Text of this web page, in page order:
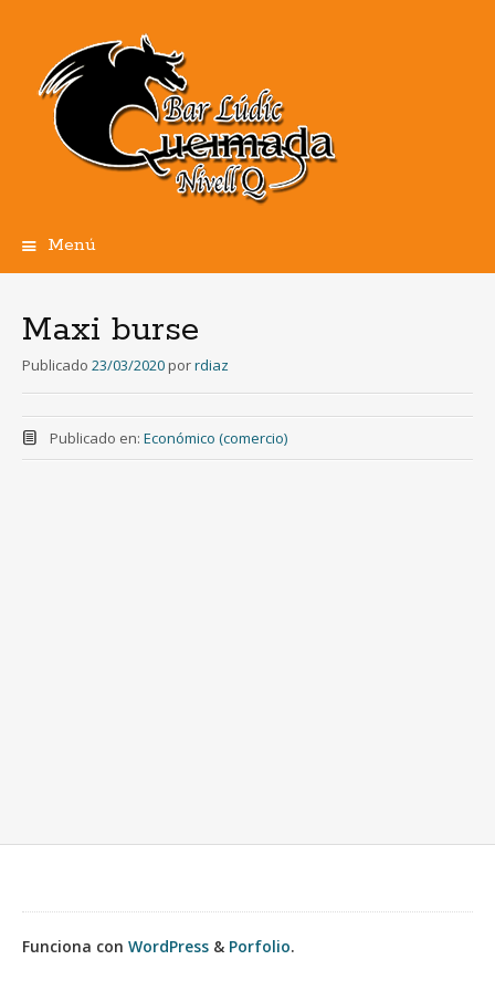
Menú
Maxi burse
Publicado 23/03/2020 porrdiaz
Publicado en: Económico (comercio)
Funciona con WordPress & Porfolio.